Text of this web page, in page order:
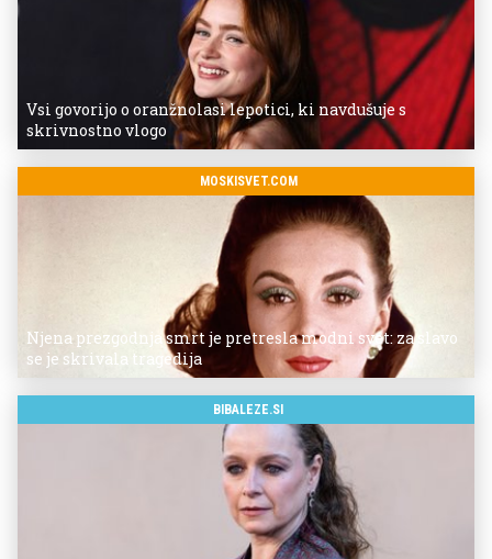
Vsi govorijo o oranžnolasi lepotici, ki navdušuje s
skrivnostno vlogo
MOSKISVET.COM
Njena prezgodnja smrt je pretresla modni svet: za slavo
se je skrivala tragedija
BIBALEZE.SI